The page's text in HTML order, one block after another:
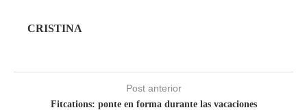
CRISTINA
Post anterior
Fitcations: ponte en forma durante las vacaciones